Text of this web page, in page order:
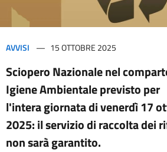
AVVISI 15 OTTOBRE 2025
Sciopero Nazionale nel
Igiene Ambientale previsto per
l'intera giornata di venerdì 17
2025: il servizio di raccolta dei
non sarà garantito.